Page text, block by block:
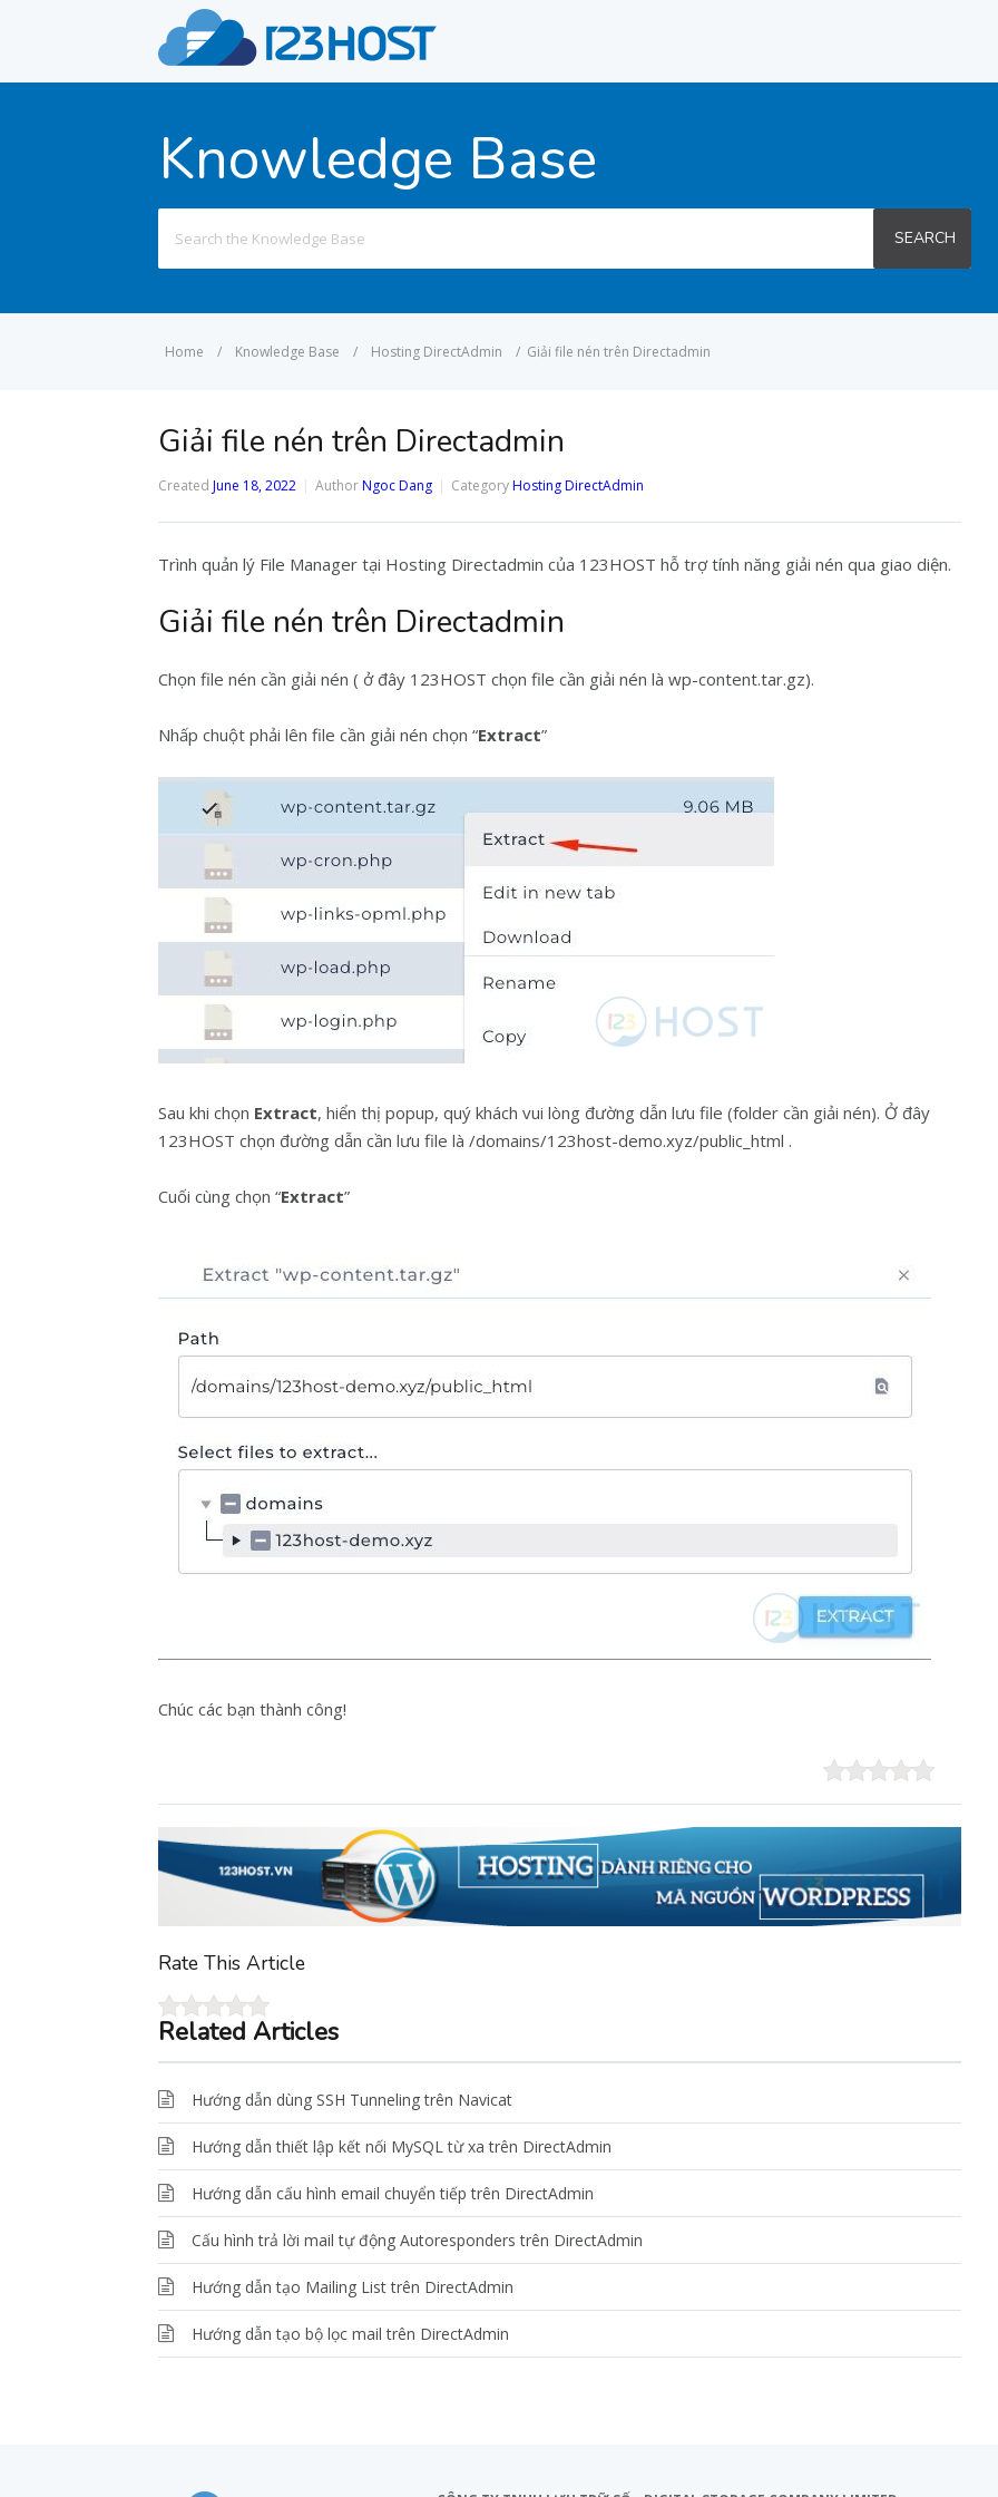
Knowledge Base
for:
SEARCH
Home / Knowledge Base / Hosting DirectAdmin / Giải file nén trên Directadmin
Giải file nén trên Directadmin
Created June 18, 2022 AuthorNgoc Dang CategoryHosting DirectAdmin
Trình quản lý File Manager tại Hosting Directadmin của 123HOST hỗ trợ tính năng giải nén qua giao diện.
Giải file nén trên Directadmin
Chọn file nén cần giải nén ( ở đây 123HOST chọn file cần giải nén là wp-content.tar.gz).
Nhấp chuột phải lên file cần giải nén chọn “Extract”
Sau khi chọn Extract, hiển thị popup, quý khách vui lòng đường dẫn lưu file (folder cần giải nén). Ở đây
123HOST chọn đường dẫn cần lưu file là /domains/123host-demo.xyz/public_html .
Cuối cùng chọn “Extract”
Chúc các bạn thành công!
Rate This Article
Related Articles
Hướng dẫn dùng SSH Tunneling trên Navicat
Hướng dẫn thiết lập kết nối MySQL từ xa trên DirectAdmin
Hướng dẫn cấu hình email chuyển tiếp trên DirectAdmin
Cấu hình trả lời mail tự động Autoresponders trên DirectAdmin
Hướng dẫn tạo Mailing List trên DirectAdmin
Hướng dẫn tạo bộ lọc mail trên DirectAdmin